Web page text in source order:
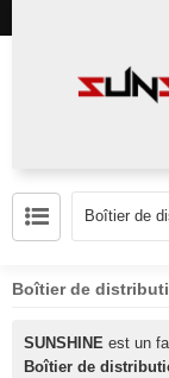
Boîtier de
SUNSHINE est un
Boîtier de